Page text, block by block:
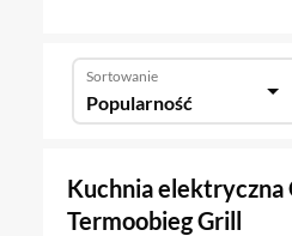
Sortowanie
Popularność
Kuchnia elektryczna
Termoobieg Grill